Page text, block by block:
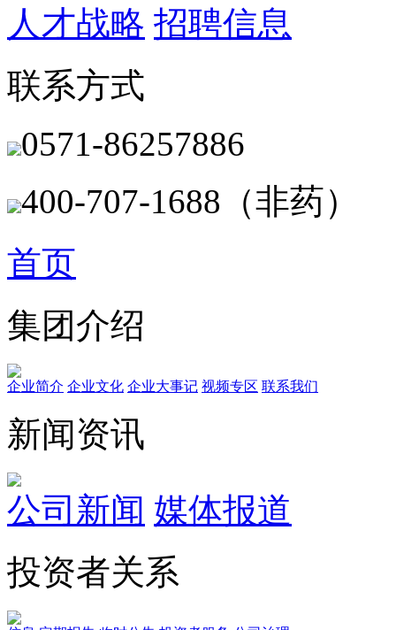
人才战略 招聘信息
联系方式
0571-86257886
400-707-1688（非药）
首页
集团介绍
企业简介 企业文化 企业⼤事记 视频专区 联系我们
新闻资讯
公司新闻 媒体报道
投资者关系